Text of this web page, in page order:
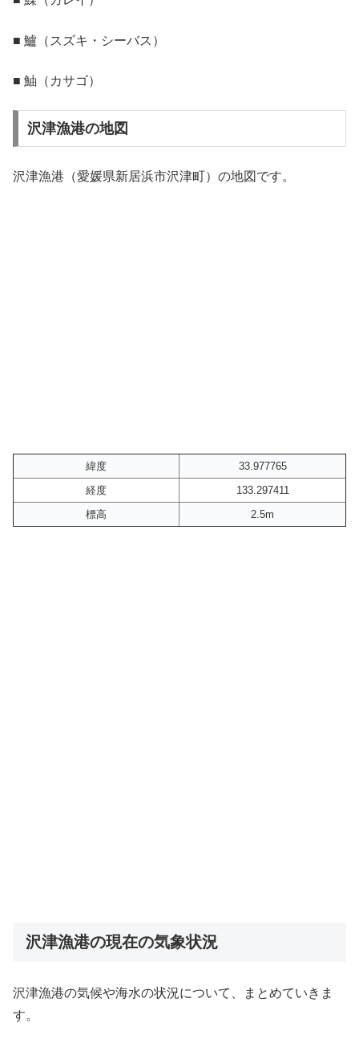
■ 鱸（スズキ・シーバス）
■ 鮋（カサゴ）
沢津漁港の地図
沢津漁港（愛媛県新居浜市沢津町）の地図です。
緯度
33.977765
経度
133.297411
標高
2.5m
沢津漁港の現在の気象状況
沢津漁港の気候や海水の状況について、まとめていきま
す。